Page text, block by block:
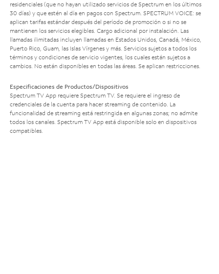
residenciales (que no hayan utilizado servicios de Spectrum en los últimos
30 días) y que estén al día en pagos con Spectrum. SPECTRUM VOICE: se
aplican tarifas estándar después del período de promoción o si no se
mantienen los servicios elegibles. Cargo adicional por instalación. Las
llamadas ilimitadas incluyen llamadas en Estados Unidos, Canadá, México,
Puerto Rico, Guam, las Islas Vírgenes y más. Servicios sujetos a todos los
términos y condiciones de servicio vigentes, los cuales están sujetos a
cambios. No están disponibles en todas las áreas. Se aplican restricciones.
Especificaciones de Productos/Dispositivos
Spectrum TV App requiere Spectrum TV. Se requiere el ingreso de
credenciales de la cuenta para hacer streaming de contenido. La
funcionalidad de streaming está restringida en algunas zonas; no admite
todos los canales. Spectrum TV App está disponible solo en dispositivos
compatibles.